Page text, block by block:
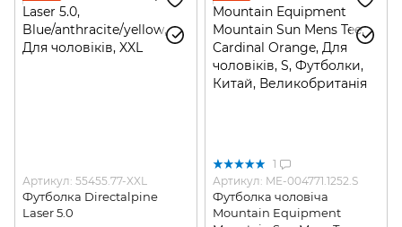
Артикул: 55455.77-XXL
Футболка Directalpine
Laser 5.0
1
Артикул: ME-004771.1252.S
Футболка чоловіча
Mountain Equipment